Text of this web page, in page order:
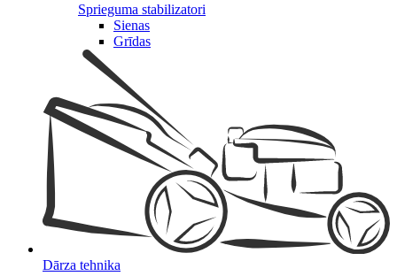
Sprieguma stabilizatori
Sienas
Grīdas
Dārza tehnika